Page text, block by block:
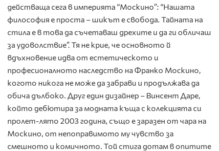
действаща сега в империята “Москино”: “Нашата
философия е проста – шикът е свобода. Тайната на
стила е в това да съчетаваш дрехите и да ги обличаш
за удоволствие”. Тя не крие, че основното й
вдъхновение идва от естетическото и
професионалното наследство на Франко Москино,
когото никога не може да забрави и продължава да
обича дълбоко. Друг един дизайнер – Винсент Даре,
който дебютира за модната къща с колекцията си
пролет-лято 2003 година, също е заразен от чара на
Москино, от непоправимото му чувство за
смешното и комичното. Той стига дотам в опитите